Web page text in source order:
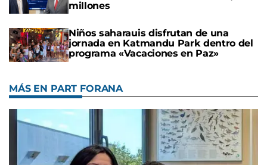
millones
Niños saharauis disfrutan de una
jornada en Katmandu Park dentro del
programa «Vacaciones en Paz»
MÁS EN PART FORANA